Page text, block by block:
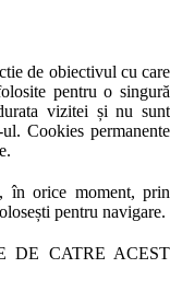
de obiectivul cu care
pentru o singură
vizitei și nu sunt
Cookies permanente
în orice moment, prin
pentru navigare.
DE CATRE ACEST